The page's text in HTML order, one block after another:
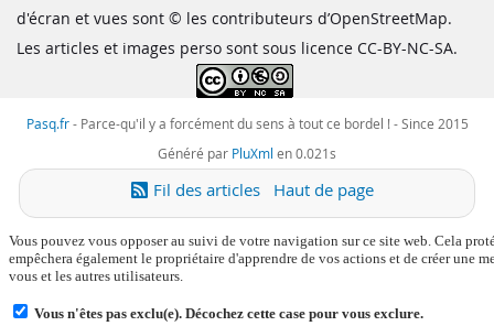
d'écran et vues sont © les contributeurs d’OpenStreetMap.
Les articles et images perso sont sous licence CC-BY-NC-SA.
Pasq.fr- Parce-qu'il y a forcément du sens à tout ce bordel ! - Since 2015
Généré par PluXml en 0.021s
Fil des articles Haut de page